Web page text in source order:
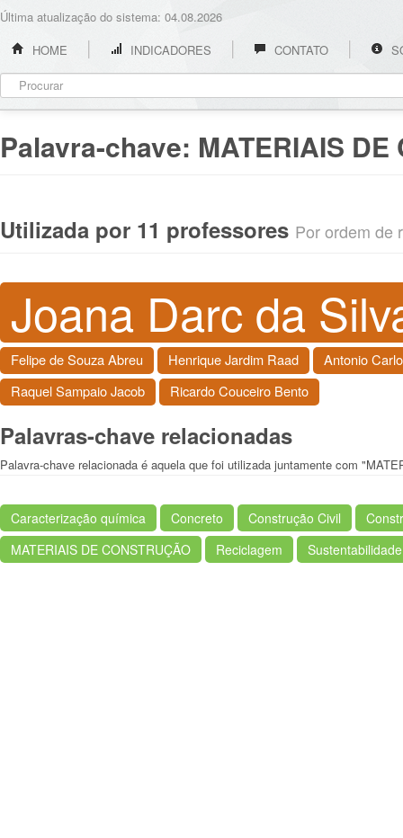
Última atualização do sistema: 04.08.2026
HOME
INDICADORES CONTATO
Palavra-chave: MATERIAIS DE
Utilizada por 11 professores Por ordem de
Joana Darc da
Felipe de Souza Abreu Henrique Jardim Raad
Antonio
Raquel Sampaio Jacob
Ricardo Couceiro Bento
Palavras-chave relacionadas
Palavra-chave relacionada é aquela que foi utilizada juntamente com
Caracterização química Concreto Construção Civil
MATERIAIS DE CONSTRUÇÃO
Reciclagem Sustentabilidade